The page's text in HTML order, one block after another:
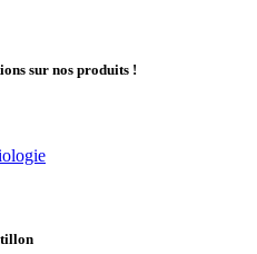
sur nos produits !